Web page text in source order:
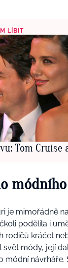
LÍBIT
Tom Cruise
je mimořádně
podělila i
rodičů kráčet
svět módy, její
módní návrháře.